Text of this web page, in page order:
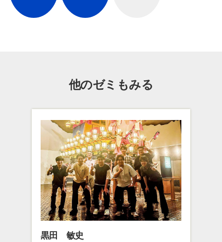
他のゼミもみる
黒田 敏史